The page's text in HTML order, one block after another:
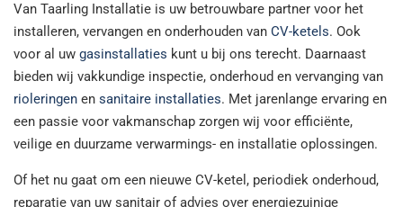
Van Taarling Installatie is uw betrouwbare partner voor het
installeren, vervangen en onderhouden van CV-ketels. Ook
voor al uw gasinstallaties kunt u bij ons terecht. Daarnaast
bieden wij vakkundige inspectie, onderhoud en vervanging van
rioleringen en sanitaire installaties. Met jarenlange ervaring en
een passie voor vakmanschap zorgen wij voor efficiënte,
veilige en duurzame verwarmings- en installatie oplossingen.
Of het nu gaat om een nieuwe CV-ketel, periodiek onderhoud,
reparatie van uw sanitair of advies over energiezuinige